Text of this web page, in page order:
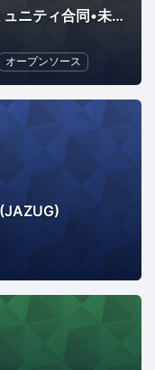
Innovation EGG <IT系コミュニティ合同•未経験者向け勉強会>
オープンソース